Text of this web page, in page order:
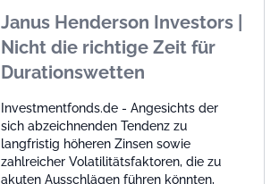
Janus Henderson Investors |
Nicht die richtige Zeit für
Durationswetten
Investmentfonds.de - Angesichts der
sich abzeichnenden Tendenz zu
langfristig höheren Zinsen sowie
zahlreicher Volatilitätsfaktoren, die zu
akuten Ausschlägen führen könnten,